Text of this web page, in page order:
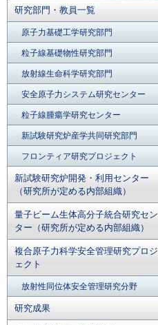
研究部門・教員一覧
原子力基礎工学研究部門
粒子線基礎物性研究部門
放射線生命科学研究部門
安全原子力システム研究センター
粒子線腫瘍学研究センター
新試験研究炉産学共同研究部門
フロンティア研究プロジェクト
新試験研究炉開発・利用センター
（研究所が定める内部組織）
量子ビーム生体高分子統合研究セン
ター（研究所が定める内部組織）
複合原子力科学安全管理研究プロジ
ェクト
放射性同位体安全管理研究分野
研究成果